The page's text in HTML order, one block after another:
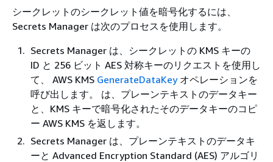
シークレットのシークレット値を暗号化するには、
Secrets Manager は次のプロセスを使用します。
Secrets Manager は、シークレットの KMS キーの
ID と 256 ビット AES 対称キーのリクエストを使用し
て、 AWS KMS GenerateDataKeyオペレーションを
呼び出します。 は、プレーンテキストのデータキー
と、KMS キーで暗号化されたそのデータキーのコピ
ー AWS KMS を返します。
Secrets Manager は、プレーンテキストのデータキ
ーと Advanced Encryption Standard (AES) アルゴリ